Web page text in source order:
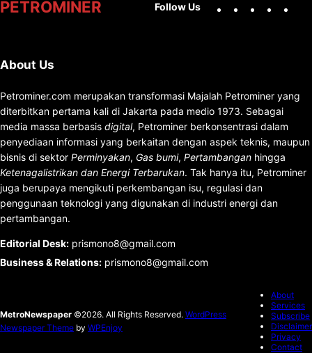
PETROMINER Follow Us
About Us
Petrominer.com merupakan transformasi Majalah Petrominer yang
diterbitkan pertama kali di Jakarta pada medio 1973. Sebagai
media massa berbasis digital, Petrominer berkonsentrasi dalam
penyediaan informasi yang berkaitan dengan aspek teknis, maupun
bisnis di sektor Perminyakan, Gas bumi, Pertambangan hingga
Ketenagalistrikan dan Energi Terbarukan. Tak hanya itu, Petrominer
juga berupaya mengikuti perkembangan isu, regulasi dan
penggunaan teknologi yang digunakan di industri energi dan
pertambangan.
Editorial Desk: prismono8@gmail.com
Business & Relations: prismono8@gmail.com
MetroNewspaper ©2026. All Rights Reserved. WordPress
Newspaper Theme by WPEnjoy
About
Services
Subscribe
Disclaimer
Privacy
Contact